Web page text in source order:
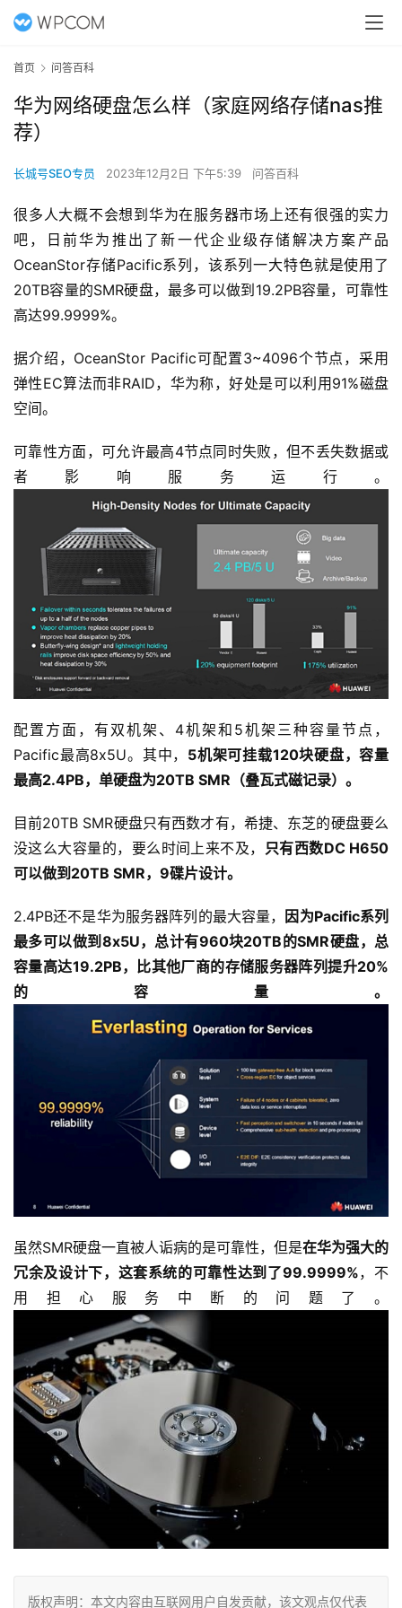
首页 问答百科
华为网络硬盘怎么样（家庭网络存储nas推
荐）
长城号SEO专员 2023年12月2日 下午5:39 问答百科
很多人大概不会想到 华为在服务器市场上还有很强的实力
吧，日前华为推出了新一代企业级存储解决方案产品
OceanStor存储Pacific系列，该系列一大特色就是使用了
20TB容量的SMR硬盘，最多可以做到19.2PB容量，可靠性
高达99.9999%。
据介绍，OceanStor Pacific可配置3~4096个节点，采用
弹性EC算法而非RAID，华为称，好处是可以利用91%磁盘
空间。
可靠性方面，可允许最高4节点同时失败，但不丢失数据或
者影响服务运行。
配置方面，有双机架、4机架和5机架三种容量节点，
Pacific最高8x5U。其中， 5机架可挂载120块硬盘，容量
最高2.4PB，单硬盘为20TB SMR（叠瓦式磁记录）。
目前20TB SMR硬盘只有西数才有，希捷、东芝的硬盘要么
没这么大容量的，要么时间上来不及， 只有西数DC H650
可以做到20TB SMR，9碟片设计。
2.4PB还不是华为服务器阵列的最大容量，
因为Pacific系列
最多可以做到8x5U，总计有960块20TB的SMR硬盘，总
容量高达19.2PB，比其他厂商的存储服务器阵列提升20%
的容量。
虽然SMR硬盘一直被人诟病的是可靠性，但是在华为强大的
冗余及设计下，这套系统的可靠性达到了99.9999%，不
用担心服务中断的问题了。
版权声明：本文内容由互联网用户自发贡献，该文观点仅代表